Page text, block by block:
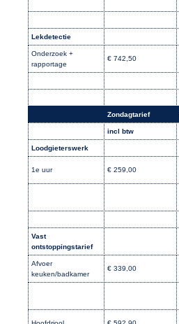
Lekdetectie
Onderzoek +
rapportage
€ 742,50
Zondagtarief
incl btw
Loodgieterswerk
1e uur € 259,00
Vast
ontstoppingstarief
Afvoer
keuken/badkamer
€ 339,00